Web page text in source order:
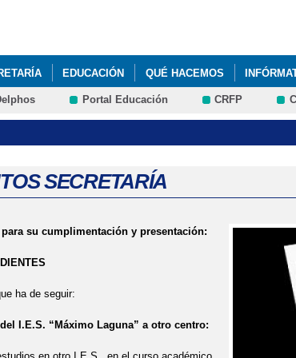
EDUCACIÓN QUÉ HACEMOS
IES MÁXIMO LAGUNA
Portal Educación CRFP
SECRETARÍA
su cumplimentación y presentación:
ha de seguir:
I.E.S. “Máximo Laguna” a otro centro: